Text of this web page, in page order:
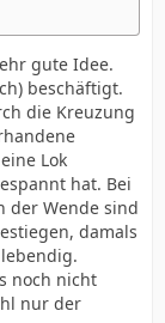
gute Idee.
beschäftigt.
die Kreuzung
Lok
hat. Bei
der Wende sind
damals
noch nicht
nur der